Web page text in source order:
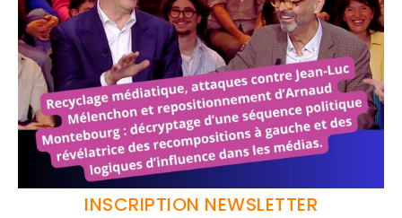
INSCRIPTION NEWSLETTER